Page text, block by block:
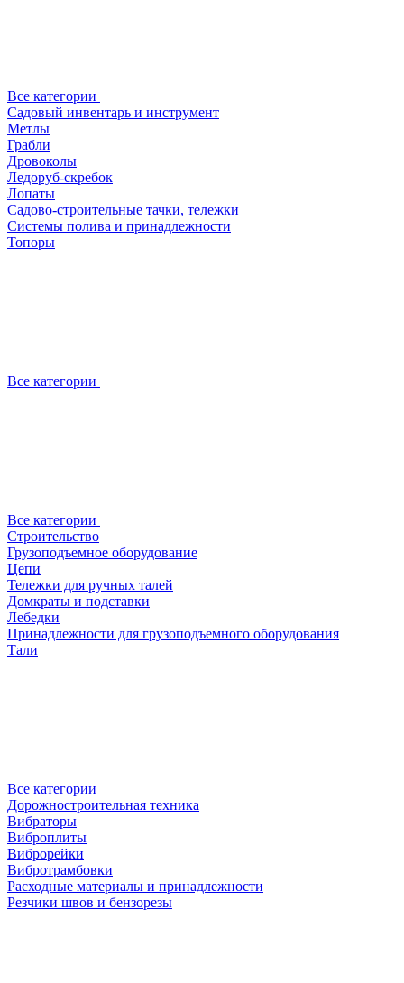
Все категории
Садовый инвентарь и инструмент
Метлы
Грабли
Дровоколы
Ледоруб-скребок
Лопаты
Садово-строительные тачки, тележки
Системы полива и принадлежности
Топоры
Все категории
Все категории
Строительство
Грузоподъемное оборудование
Цепи
Тележки для ручных талей
Домкраты и подставки
Лебедки
Принадлежности для грузоподъемного оборудования
Тали
Все категории
Дорожностроительная техника
Вибраторы
Виброплиты
Виброрейки
Вибротрамбовки
Расходные материалы и принадлежности
Резчики швов и бензорезы